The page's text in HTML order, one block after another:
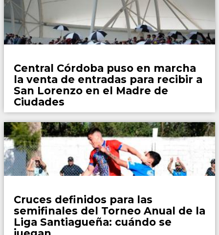
Central Córdoba puso en marcha
la venta de entradas para recibir a
San Lorenzo en el Madre de
Ciudades
Cruces definidos para las
semifinales del Torneo Anual de la
Liga Santiagueña: cuándo se